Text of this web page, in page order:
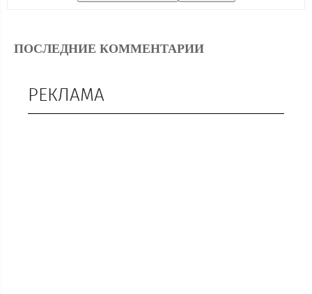
ПОСЛЕДНИЕ КОММЕНТАРИИ
РЕКЛАМА